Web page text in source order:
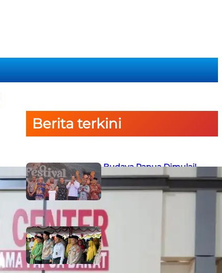
Berita terkini
Semarak Budaya Papua Dimulai!
Ketua PTA Papua Barat Hadiri
Pembukaan Festival Raimuti di
Manokwari
6 August 2026
666 Tahun Cahaya Islam di Tanah
Papua! Ketua PTA Papua Barat
Hadiri Peringatan Bersejarah
Bersama Tokoh Agama dan
Pemerintah